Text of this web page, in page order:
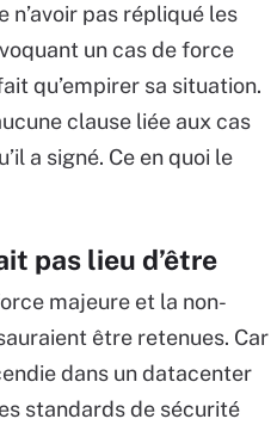
pas répliqué les
un cas de force
qu’empirer sa situation.
clause liée aux cas
a signé. Ce en quoi le
pas lieu d’être
majeure et la non-
être retenues. Car
dans un datacenter
standards de sécurité